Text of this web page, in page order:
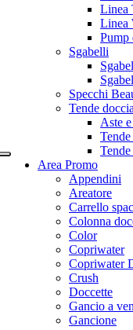
Linea
Linea
Pump
Sgabelli
Specchi
Tende doccia
Aste
Area Promo
Appendini
Areatore
Carrello
Colonna
Color
Copriwater
Copriwater
Crush
Doccette
Gancio a
Gancione